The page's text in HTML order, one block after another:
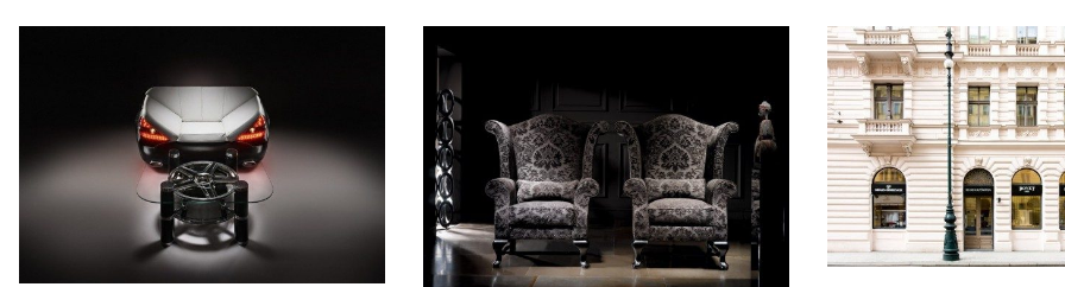
a dekorace nabízí Rudolf Kämpf také
dnes v rámci limitovaných kolekcí
pro opravdové znalce, sběratele
a také pro všechny milovníky pravého
luxusu. […]
české sklářské
Kamencové Skuhravé.
Kamencová Skuhravá,
významnou českou
kromě gigantických
i na užitkové sklo […]